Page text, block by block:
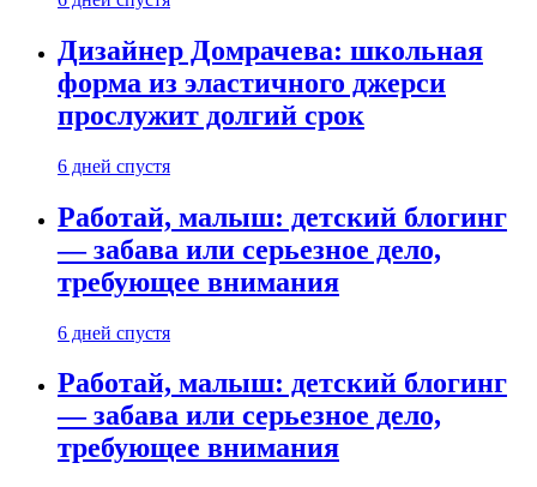
Дизайнер Домрачева: школьная
форма из эластичного джерси
прослужит долгий срок
6 дней спустя
Работай, малыш: детский блогинг
— забава или серьезное дело,
требующее внимания
6 дней спустя
Работай, малыш: детский блогинг
— забава или серьезное дело,
требующее внимания